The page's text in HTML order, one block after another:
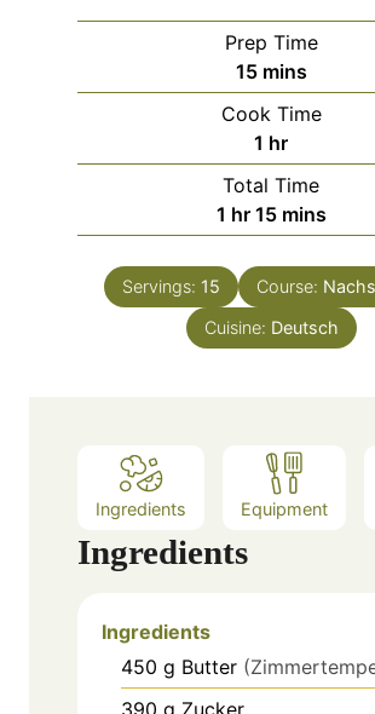
Prep Time
15m
i
n
u
t
e
s
mins
Cook Time
1 h
o
u
r
hr
Total Time
1 h
o
u
r
hr 15m
i
n
u
t
mins
Servings: 15 Course:
Cuisine: Deutsch
Ingredients Equipment
Ingredients
Ingredients
450 g Butter